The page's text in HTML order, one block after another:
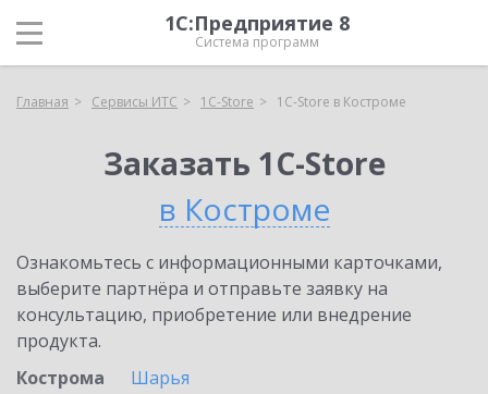
1С:Предприятие 8
Система программ
Главная Сервисы ИТС 1C-Store 1C-Store в Костроме
Заказать 1C-Store
в Костроме
Ознакомьтесь с информационными карточками,
выберите партнёра и отправьте заявку на
консультацию, приобретение или внедрение
продукта.
Кострома
Шарья